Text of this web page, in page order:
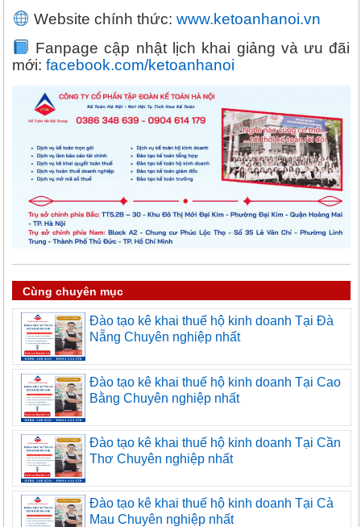
Website chính thức: www.ketoanhanoi.vn
Fanpage cập nhật lịch khai giảng và ưu đãi
mới:facebook.com/ketoanhanoi
Cùng chuyên mục
Đào tạo kê khai thuế hộ kinh doanh Tại Đà
Nẵng Chuyên nghiệp nhất
Đào tạo kê khai thuế hộ kinh doanh Tại Cao
Bằng Chuyên nghiệp nhất
Đào tạo kê khai thuế hộ kinh doanh Tại Cần
Thơ Chuyên nghiệp nhất
Đào tạo kê khai thuế hộ kinh doanh Tại Cà
Mau Chuyên nghiệp nhất